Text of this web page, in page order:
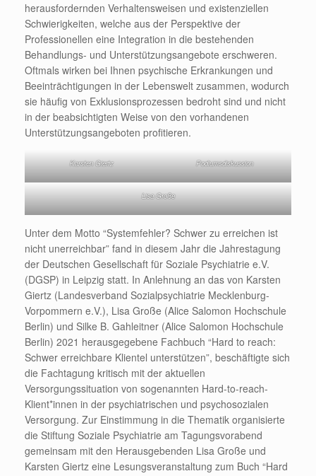
herausfordernden Verhaltensweisen und existenziellen
Schwierigkeiten, welche aus der Perspektive der
Professionellen eine Integration in die bestehenden
Behandlungs- und Unterstützungsangebote erschweren.
Oftmals wirken bei Ihnen psychische Erkrankungen und
Beeinträchtigungen in der Lebenswelt zusammen, wodurch
sie häufig von Exklusionsprozessen bedroht sind und nicht
in der beabsichtigten Weise von den vorhandenen
Unterstützungsangeboten profitieren.
Karsten Giertz Podiumsdiskussion
Lisa Große
Unter dem Motto “Systemfehler? Schwer zu erreichen ist
nicht unerreichbar” fand in diesem Jahr die Jahrestagung
der Deutschen Gesellschaft für Soziale Psychiatrie e.V.
(DGSP) in Leipzig statt. In Anlehnung an das von Karsten
Giertz (Landesverband Sozialpsychiatrie Mecklenburg-
Vorpommern e.V.), Lisa Große (Alice Salomon Hochschule
Berlin) und Silke B. Gahleitner (Alice Salomon Hochschule
Berlin) 2021 herausgegebene Fachbuch “Hard to reach:
Schwer erreichbare Klientel unterstützen”, beschäftigte sich
die Fachtagung kritisch mit der aktuellen
Versorgungssituation von sogenannten Hard-to-reach-
Klient*innen in der psychiatrischen und psychosozialen
Versorgung. Zur Einstimmung in die Thematik organisierte
die Stiftung Soziale Psychiatrie am Tagungsvorabend
gemeinsam mit den Herausgebenden Lisa Große und
Karsten Giertz eine Lesungsveranstaltung zum Buch “Hard